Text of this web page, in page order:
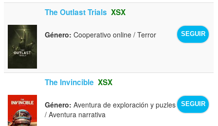
The Outlast Trials XSX
SEGUIR
Género: Cooperativo online / Terror
The Invincible XSX
SEGUIR
Género: Aventura de exploración y puzles
/ Aventura narrativa